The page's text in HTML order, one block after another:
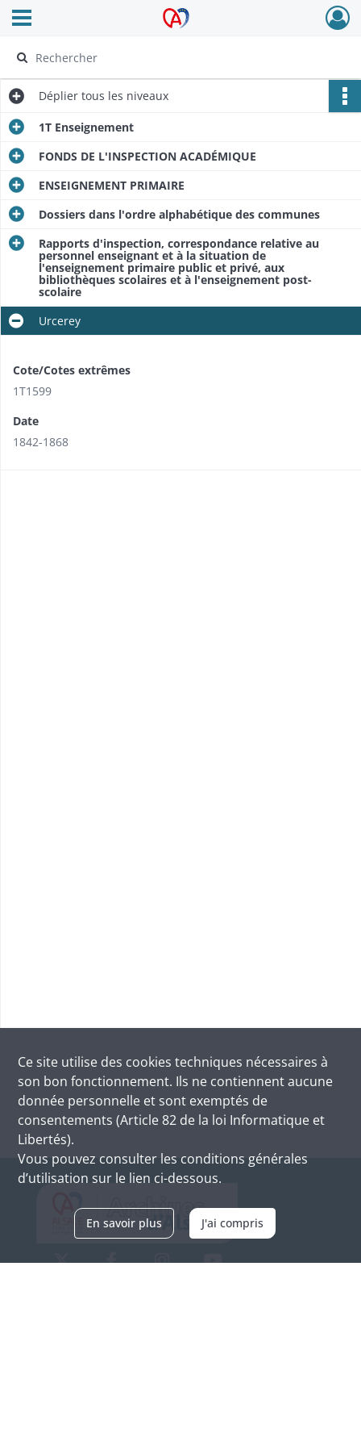
Archives Alsace - Colmar
Ouvrir le menu déroulant
Déplier tous les niveaux
1T Enseignement
FONDS DE L'INSPECTION ACADÉMIQUE
ENSEIGNEMENT PRIMAIRE
Dossiers dans l'ordre alphabétique des communes
Rapports d'inspection, correspondance relative au
personnel enseignant et à la situation de
l'enseignement primaire public et privé, aux
bibliothèques scolaires et à l'enseignement post-
scolaire
Urcerey
Cote/Cotes extrêmes
1T1599
Date
1842-1868
Ce site utilise des cookies techniques nécessaires à
son bon fonctionnement. Ils ne contiennent aucune
donnée personnelle et sont exemptés de
consentements (Article 82 de la loi Informatique et
Libertés).
Vous pouvez consulter les conditions générales
d’utilisation sur le lien ci-dessous.
En savoir plus J'ai compris